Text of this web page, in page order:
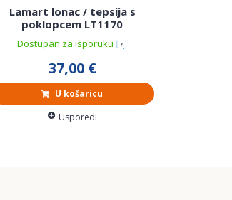
Lamart lonac / tepsija s
poklopcem LT1170
Dostupan za isporuku
37,00 €
U košaricu
Usporedi